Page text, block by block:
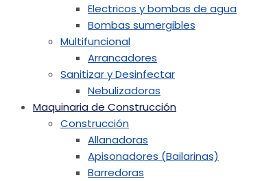
Electricos y bombas de agua
Bombas sumergibles
Multifuncional
Arrancadores
Sanitizar y Desinfectar
Nebulizadoras
Maquinaria de Construcción
Construcción
Allanadoras
Apisonadores (Bailarinas)
Barredoras